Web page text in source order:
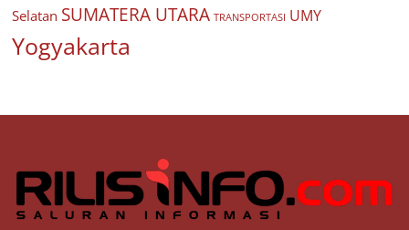
Selatan SUMATERA UTARA TRANSPORTASI UMY
Yogyakarta